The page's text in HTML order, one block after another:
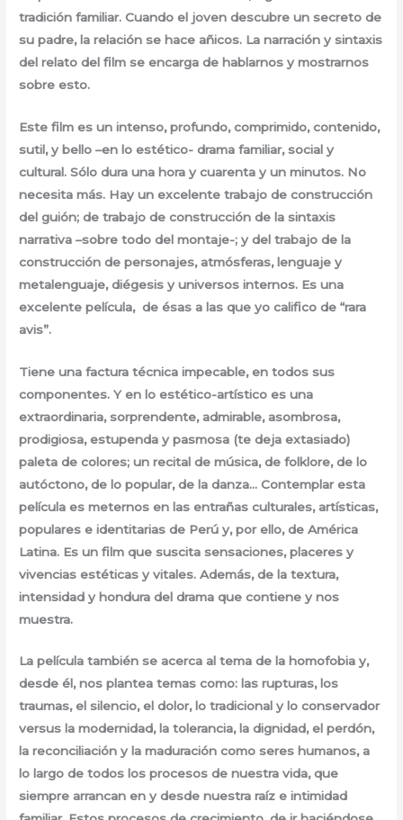
tradición familiar. Cuando el joven descubre un secreto de
su padre, la relación se hace añicos. La narración y sintaxis
del relato del film se encarga de hablarnos y mostrarnos
sobre esto.
Este film es un intenso, profundo, comprimido, contenido,
sutil, y bello –en lo estético- drama familiar, social y
cultural. Sólo dura una hora y cuarenta y un minutos. No
necesita más. Hay un excelente trabajo de construcción
del guión; de trabajo de construcción de la sintaxis
narrativa –sobre todo del montaje-; y del trabajo de la
construcción de personajes, atmósferas, lenguaje y
metalenguaje, diégesis y universos internos. Es una
excelente película, de ésas a las que yo califico de “rara
avis”.
Tiene una factura técnica impecable, en todos sus
componentes. Y en lo estético-artístico es una
extraordinaria, sorprendente, admirable, asombrosa,
prodigiosa, estupenda y pasmosa (te deja extasiado)
paleta de colores; un recital de música, de folklore, de lo
autóctono, de lo popular, de la danza… Contemplar esta
película es meternos en las entrañas culturales, artísticas,
populares e identitarias de Perú y, por ello, de América
Latina. Es un film que suscita sensaciones, placeres y
vivencias estéticas y vitales. Además, de la textura,
intensidad y hondura del drama que contiene y nos
muestra.
La película también se acerca al tema de la homofobia y,
desde él, nos plantea temas como: las rupturas, los
traumas, el silencio, el dolor, lo tradicional y lo conservador
versus la modernidad, la tolerancia, la dignidad, el perdón,
la reconciliación y la maduración como seres humanos, a
lo largo de todos los procesos de nuestra vida, que
siempre arrancan en y desde nuestra raíz e intimidad